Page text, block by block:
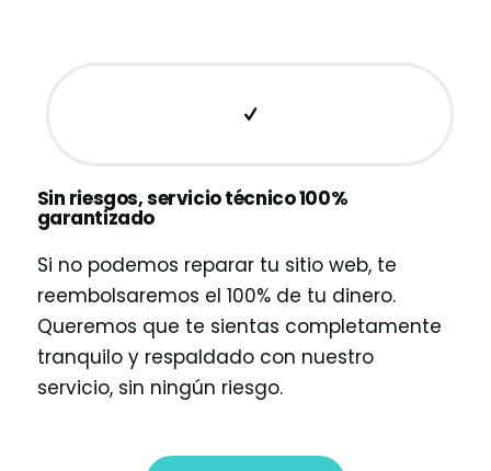
Sin riesgos, servicio técnico 100%
garantizado
Si no podemos reparar tu sitio web, te
reembolsaremos el 100% de tu dinero.
Queremos que te sientas completamente
tranquilo y respaldado con nuestro
servicio, sin ningún riesgo.